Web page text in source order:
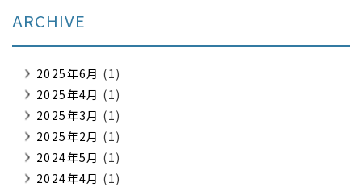
ARCHIVE
2025年6月 (1)
2025年4月 (1)
2025年3月 (1)
2025年2月 (1)
2024年5月 (1)
2024年4月 (1)